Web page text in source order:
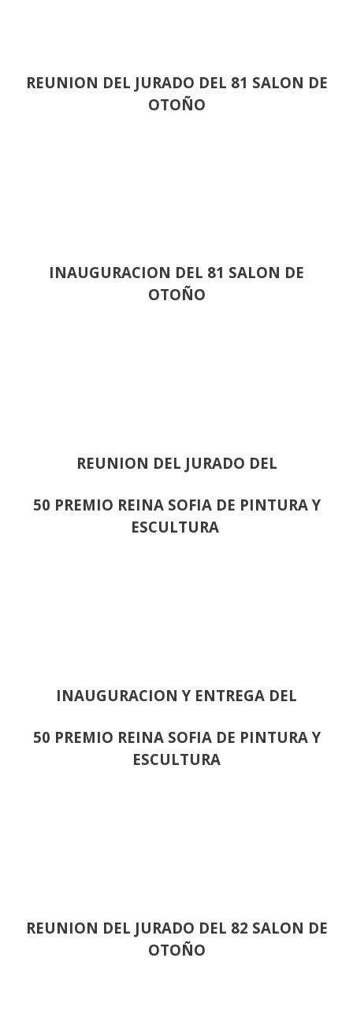
REUNION DEL JURADO DEL 81 SALON DE
OTOÑO
INAUGURACION DEL 81 SALON DE
OTOÑO
REUNION DEL JURADO DEL
50 PREMIO REINA SOFIA DE PINTURA Y
ESCULTURA
INAUGURACION Y ENTREGA DEL
50 PREMIO REINA SOFIA DE PINTURA Y
ESCULTURA
REUNION DEL JURADO DEL 82 SALON DE
OTOÑO